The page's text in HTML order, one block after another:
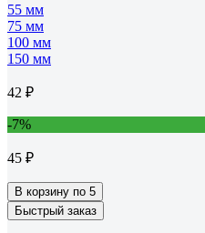
55 мм
75 мм
100 мм
150 мм
42 ₽
-7%
45 ₽
В корзину по 5
Быстрый заказ